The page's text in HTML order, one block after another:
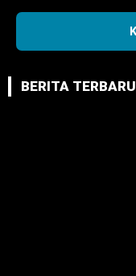
BERITA TERBARU